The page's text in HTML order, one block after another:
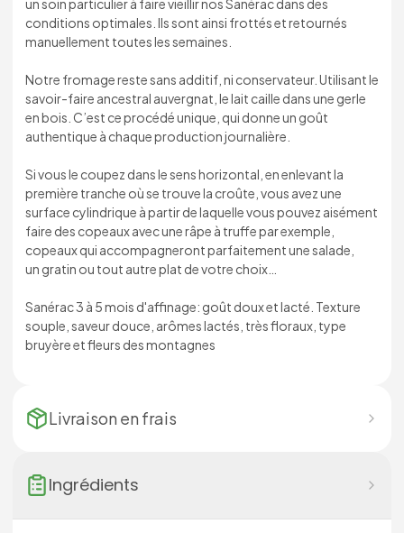
un soin particulier à faire vieillir nos Sanérac dans des
conditions optimales. Ils sont ainsi frottés et retournés
manuellement toutes les semaines.
Notre fromage reste sans additif, ni conservateur. Utilisant le
savoir-faire ancestral auvergnat, le lait caille dans une gerle
en bois. C’est ce procédé unique, qui donne un goût
authentique à chaque production journalière.
Si vous le coupez dans le sens horizontal, en enlevant la
première tranche où se trouve la croûte, vous avez une
surface cylindrique à partir de laquelle vous pouvez aisément
faire des copeaux avec une râpe à truffe par exemple,
copeaux qui accompagneront parfaitement une salade,
un gratin ou tout autre plat de votre choix…
Sanérac 3 à 5 mois d'affinage: goût doux et lacté. Texture
souple, saveur douce, arômes lactés, très floraux, type
bruyère et fleurs des montagnes
Livraison en frais
Ingrédients